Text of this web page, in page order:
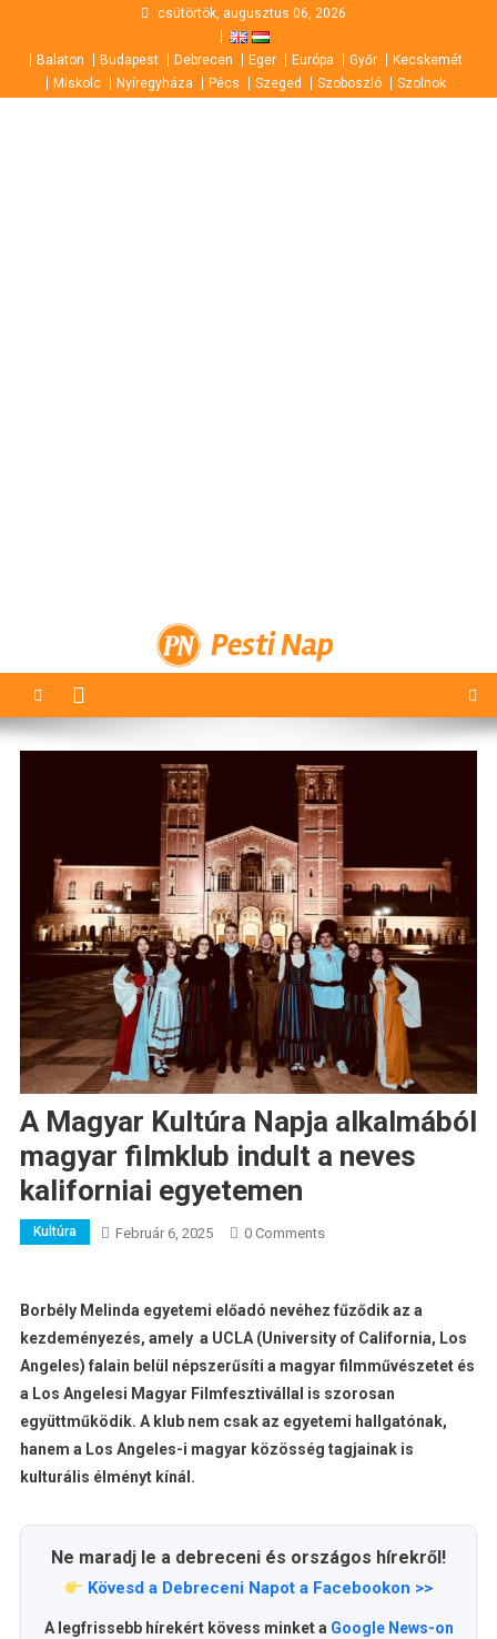
content
csütörtök, augusztus 06, 2026
Balaton Budapest Debrecen Eger Európa Győr
Kecskemét
Miskolc
Nyíregyháza Pécs Szeged Szoboszló Szolnok
Pesti Nap
A Magyar Kultúra Napja alkalmából
magyar filmklub indult a neves
kaliforniai egyetemen
Kultúra Február 6, 2025 0 Comments
Borbély Melinda egyetemi előadó nevéhez fűződik az a
kezdeményezés, amely a UCLA (University of California, Los
Angeles) falain belül népszerűsíti a magyar filmművészetet és
a Los Angelesi Magyar Filmfesztivállal is szorosan
együttműködik. A klub nem csak az egyetemi hallgatónak,
hanem a Los Angeles-i magyar közösség tagjainak is
kulturális élményt kínál.
Ne maradj le a debreceni és országos hírekről!
Kövesd a Debreceni Napot a Facebookon >>
A legfrissebb hírekért kövess minket a Google News-on